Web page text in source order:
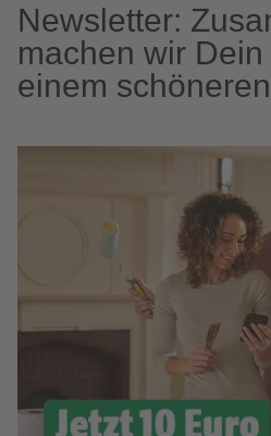
Newsletter:
machen wir
einem